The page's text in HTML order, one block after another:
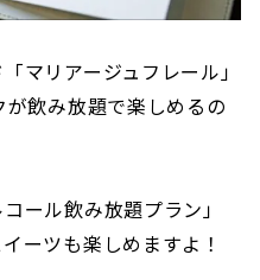
マリアージュフレール」
飲み放題で楽しめるの
ール飲み放題プラン」
ーツも楽しめますよ！